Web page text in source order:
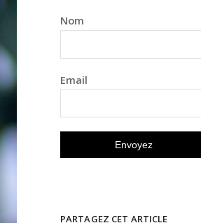
Nom
Email
PARTAGEZ CET ARTICLE